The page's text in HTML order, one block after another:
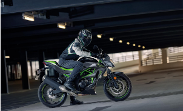
instelbereik van totaal 60 mm, wat
bijdraagt aan de balans tussen een
besturing en een rustig karakter. Met
voudig instelbare preload kan de
gemakkelijk de rijhoogte wijzigen, of
motor instellen voor een passagier of
bagage.